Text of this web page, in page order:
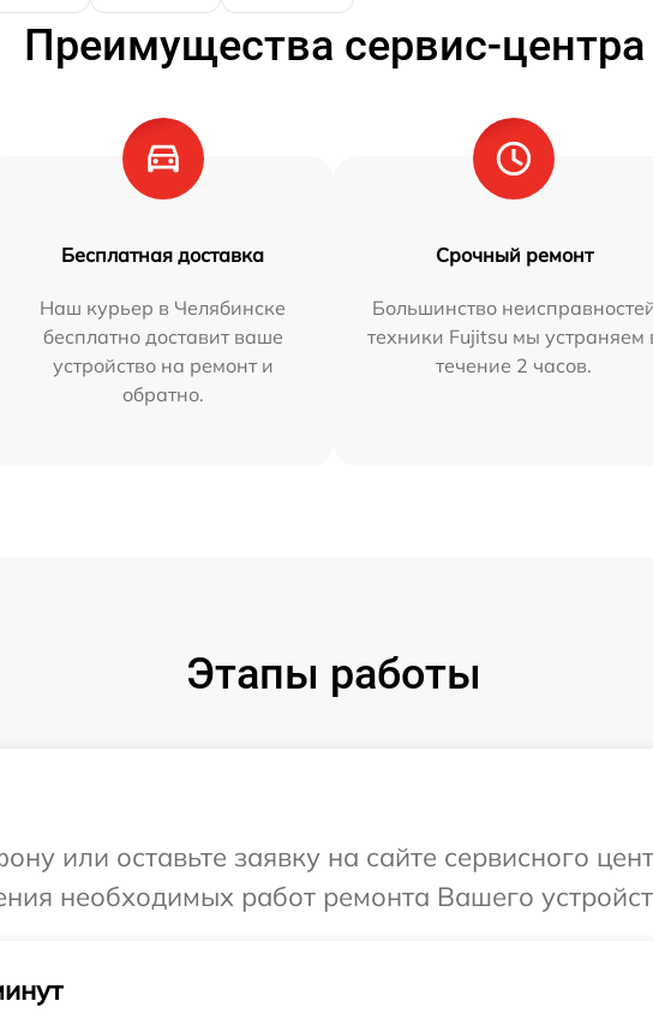
Преимущества сервис-центра
Бесплатная доставка
Наш курьер в Челябинске
бесплатно доставит ваше
устройство на ремонт и
обратно.
Срочный ремонт
Большинство
техники Fujitsu мы устраняем
течение 2 часов.
Этапы работы
или оставьте заявку на сайте сервисного
необходимых работ ремонта Вашего